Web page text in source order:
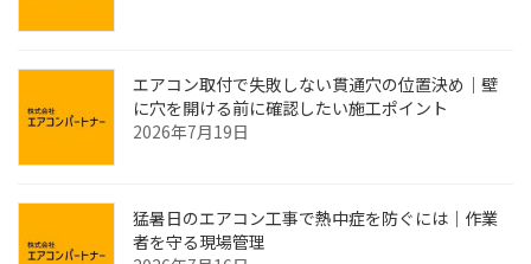
エアコン取付で失敗しない貫通穴の位置決め｜壁
に穴を開ける前に確認したい施工ポイント
2026年7月19日
猛暑日のエアコン工事で熱中症を防ぐには｜作業
者を守る現場管理